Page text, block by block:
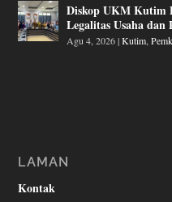
Diskop UKM Kutim
Legalitas Usaha
Agu 4, 2026|Kutim ,
LAMAN
Kontak